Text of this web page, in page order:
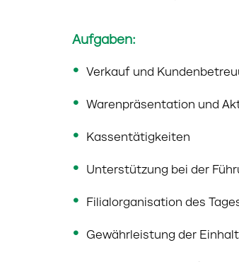
Aufgaben:
Verkauf und
Warenpräsentation und
Kassentätigkeiten
Unterstützung bei der
Filialorganisation des
Gewährleistung der